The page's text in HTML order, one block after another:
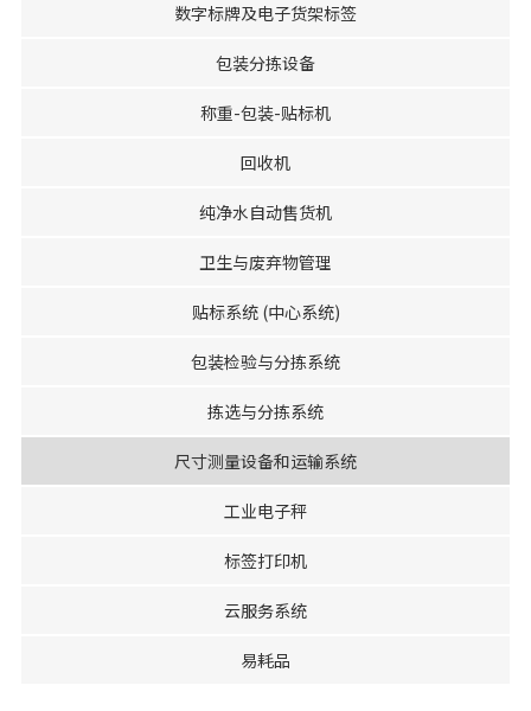
数字标牌及电子货架标签
包装分拣设备
称重-包装-贴标机
回收机
纯净水自动售货机
卫生与废弃物管理
贴标系统 (中心系统)
包装检验与分拣系统
拣选与分拣系统
尺寸测量设备和运输系统
工业电子秤
标签打印机
云服务系统
易耗品